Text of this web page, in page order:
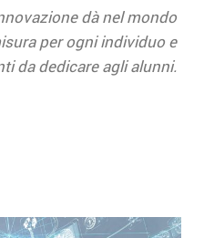
dà nel mondo
per ogni individuo e
da dedicare agli alunni.